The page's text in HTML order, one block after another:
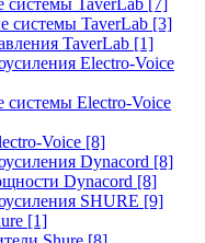
системы TaverLab [7]
системы TaverLab [3]
TaverLab [1]
Electro-Voice
системы Electro-Voice
Voice [8]
Dynacord [8]
Dynacord [8]
SHURE [9]
[1]